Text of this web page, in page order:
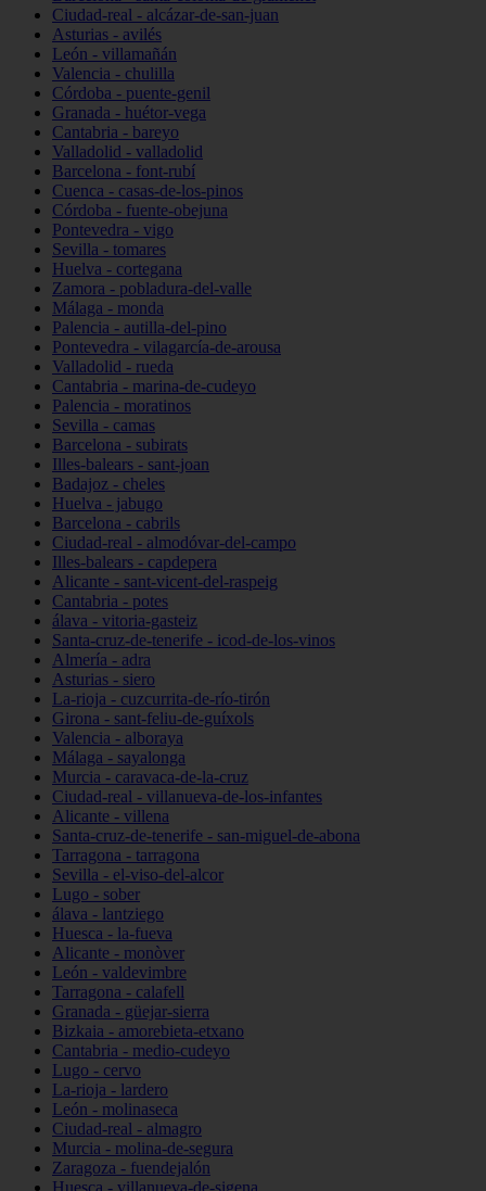
Ciudad-real - alcázar-de-san-juan
Asturias - avilés
León - villamañán
Valencia - chulilla
Córdoba - puente-genil
Granada - huétor-vega
Cantabria - bareyo
Valladolid - valladolid
Barcelona - font-rubí
Cuenca - casas-de-los-pinos
Córdoba - fuente-obejuna
Pontevedra - vigo
Sevilla - tomares
Huelva - cortegana
Zamora - pobladura-del-valle
Málaga - monda
Palencia - autilla-del-pino
Pontevedra - vilagarcía-de-arousa
Valladolid - rueda
Cantabria - marina-de-cudeyo
Palencia - moratinos
Sevilla - camas
Barcelona - subirats
Illes-balears - sant-joan
Badajoz - cheles
Huelva - jabugo
Barcelona - cabrils
Ciudad-real - almodóvar-del-campo
Illes-balears - capdepera
Alicante - sant-vicent-del-raspeig
Cantabria - potes
álava - vitoria-gasteiz
Santa-cruz-de-tenerife - icod-de-los-vinos
Almería - adra
Asturias - siero
La-rioja - cuzcurrita-de-río-tirón
Girona - sant-feliu-de-guíxols
Valencia - alboraya
Málaga - sayalonga
Murcia - caravaca-de-la-cruz
Ciudad-real - villanueva-de-los-infantes
Alicante - villena
Santa-cruz-de-tenerife - san-miguel-de-abona
Tarragona - tarragona
Sevilla - el-viso-del-alcor
Lugo - sober
álava - lantziego
Huesca - la-fueva
Alicante - monòver
León - valdevimbre
Tarragona - calafell
Granada - güejar-sierra
Bizkaia - amorebieta-etxano
Cantabria - medio-cudeyo
Lugo - cervo
La-rioja - lardero
León - molinaseca
Ciudad-real - almagro
Murcia - molina-de-segura
Zaragoza - fuendejalón
Huesca - villanueva-de-sigena